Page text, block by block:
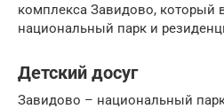
комплекса Завидово, который
национальный парк и
Детский досуг
Завидово – национальный